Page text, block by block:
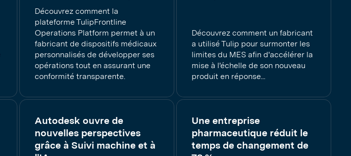
Découvrez comment la
plateforme TulipFrontline
Operations Platform permet à un
fabricant de dispositifs médicaux
personnalisés de développer ses
opérations tout en assurant une
conformité transparente.
Découvrez comment un fabricant
a utilisé Tulip pour surmonter les
limites du MES afin d'accélérer la
mise à l'échelle de son nouveau
produit en réponse...
Autodesk ouvre de
nouvelles perspectives
grâce à Suivi machine et à
Une entreprise
pharmaceutique réduit le
temps de changement de